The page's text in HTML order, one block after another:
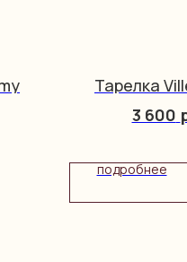
Тарелка
3 600
подробнее